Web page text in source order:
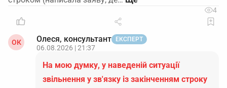
4
ОК Олеся, консультант ЕКСПЕРТ
06.08.2026 | 21:37
На мою думку, у наведеній ситуації
звільнення у зв'язку із закінченням строку